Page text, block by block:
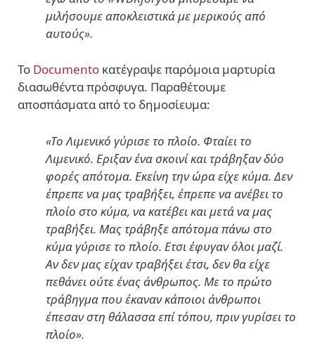
μιλήσουμε αποκλειστικά με μερικούς από
αυτούς».
Το Documento κατέγραψε παρόμοια μαρτυρία
διασωθέντα πρόσφυγα. Παραθέτουμε
αποσπάσματα από το δημοσίευμα:
«Το Λιμενικό γύρισε το πλοίο. Φταίει το
Λιμενικό. Εριξαν ένα σκοινί και τράβηξαν δύο
φορές απότομα. Εκείνη την ώρα είχε κύμα. Δεν
έπρεπε να μας τραβήξει, έπρεπε να ανέβει το
πλοίο στο κύμα, να κατέβει και μετά να μας
τραβήξει. Μας τράβηξε απότομα πάνω στο
κύμα γύρισε το πλοίο. Ετσι έφυγαν όλοι μαζί.
Αν δεν μας είχαν τραβήξει έτσι, δεν θα είχε
πεθάνει ούτε ένας άνθρωπος. Με το πρώτο
τράβηγμα που έκαναν κάποιοι άνθρωποι
έπεσαν στη θάλασσα επί τόπου, πριν γυρίσει το
πλοίο».